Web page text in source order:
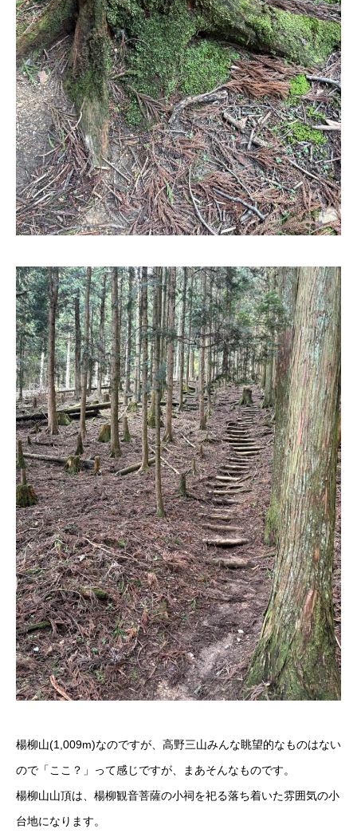
楊柳山(1,009m)なのですが、高野三山みんな眺望的なものはない
ので「ここ？」って感じですが、まあそんなものです。
楊柳山山頂は、楊柳観音菩薩の小祠を祀る落ち着いた雰囲気の小
台地になります。